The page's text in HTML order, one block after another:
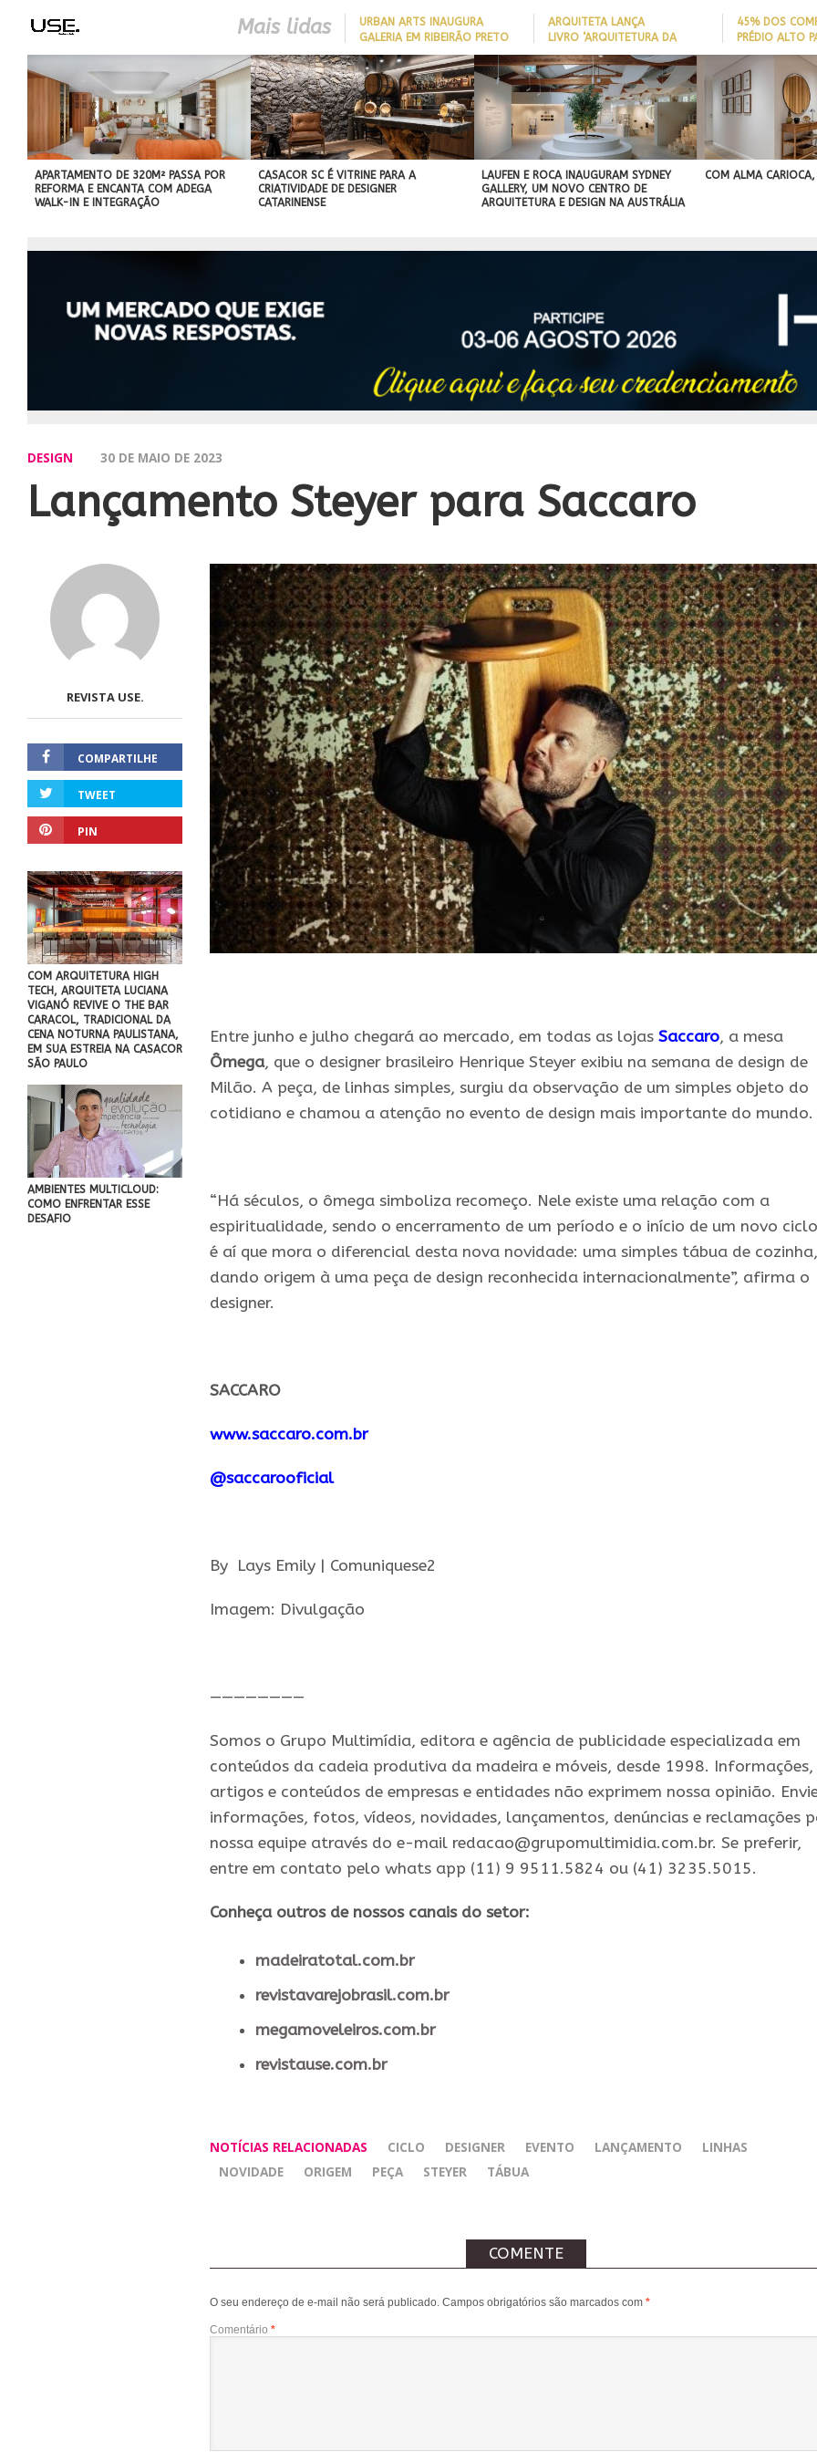
Mais lidas
​URBAN ARTS INAUGURA
GALERIA EM RIBEIRÃO PRETO
ARQUITETA LANÇA
LIVRO ‘ARQUITETURA DA
LONGEVIDADE’ PARA AJUDAR A
REDUZIR QUEDAS DE IDOSOS
EM CASA E ADAPTAR LARES
SEM REFORMAS
45% DOS
PRÉDIO ALTO
ITAJAÍ TÊM
PERFIL DO
BRASILEIRO
CLOSER 23 SEGUE TENDÊNCIA
DA ARQUITETURA
CONTEMPORÂNEA PARA UNIR
SOFISTICAÇÃO, FUNCIONALIDADE
E CONFORTO
APARTAMENTO DE 320M² PASSA POR
REFORMA E ENCANTA COM ADEGA
WALK-IN E INTEGRAÇÃO
CASACOR SC É VITRINE PARA A
CRIATIVIDADE DE DESIGNER
CATARINENSE
LAUFEN E ROCA INAUGURAM SYDNEY
GALLERY, UM NOVO CENTRO DE
ARQUITETURA E DESIGN NA AUSTRÁLIA
COM ALMA CARIOCA,
DESIGN 30 DE MAIO DE 2023
Lançamento Steyer para Saccaro
REVISTA USE.
COMPARTILHE
TWEET
PIN
COM ARQUITETURA HIGH
TECH, ARQUITETA LUCIANA
VIGANÓ REVIVE O THE BAR
CARACOL, TRADICIONAL DA
CENA NOTURNA PAULISTANA,
EM SUA ESTREIA NA CASACOR
SÃO PAULO
AMBIENTES MULTICLOUD:
COMO ENFRENTAR ESSE
DESAFIO
Entre junho e julho chegará ao mercado, em todas as lojas Saccaro, a mesa
Ômega, que o designer brasileiro Henrique Steyer exibiu na semana de design de
Milão. A peça, de linhas simples, surgiu da observação de um simples objeto do
cotidiano e chamou a atenção no evento de design mais importante do mundo.
“Há séculos, o ômega simboliza recomeço. Nele existe uma relação com a
espiritualidade, sendo o encerramento de um período e o início de um novo
é aí que mora o diferencial desta nova novidade: uma simples tábua de cozinha,
dando origem à uma peça de design reconhecida internacionalmente”, afirma o
designer.
SACCARO
www.saccaro.com.br
@saccarooficial
By Lays Emily | Comuniquese2
Imagem: Divulgação
————————
Somos o Grupo Multimídia, editora e agência de publicidade especializada em
conteúdos da cadeia produtiva da madeira e móveis, desde 1998. Informações,
artigos e conteúdos de empresas e entidades não exprimem nossa opinião.
informações, fotos, vídeos, novidades, lançamentos, denúncias e reclamações
nossa equipe através do e-mail redacao@grupomultimidia.com.br. Se preferir,
entre em contato pelo whats app (11) 9 9511.5824 ou (41) 3235.5015.
Conheça outros de nossos canais do setor:
madeiratotal.com.br
revistavarejobrasil.com.br
megamoveleiros.com.br
revistause.com.br
NOTÍCIAS RELACIONADAS CICLO DESIGNER EVENTO LANÇAMENTO
LINHAS
NOVIDADE
ORIGEM PEÇA STEYER TÁBUA
COMENTE
O seu endereço de e-mail não será publicado. Campos obrigatórios são marcados com *
Comentário *